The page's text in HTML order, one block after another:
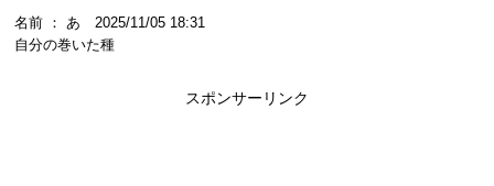
名前 ： あ 2025/11/05 18:31
自分の巻いた種
スポンサーリンク